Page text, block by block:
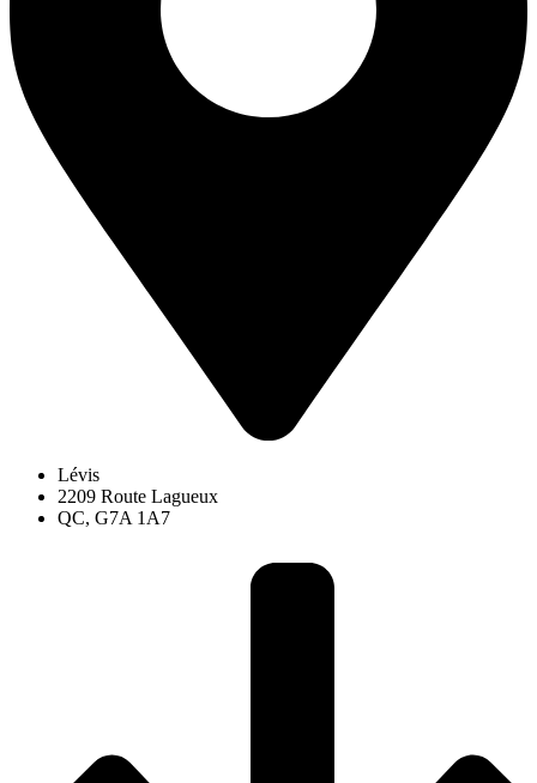
Lévis
2209 Route Lagueux
QC, G7A 1A7